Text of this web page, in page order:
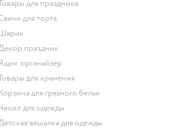
Товары для праздника
Свечи для торта
Шарик
Декор праздник
Ящик органайзер
Товары для хранения
Корзина для грязного белья
Чехол для одежды
Детская вешалка для одежды